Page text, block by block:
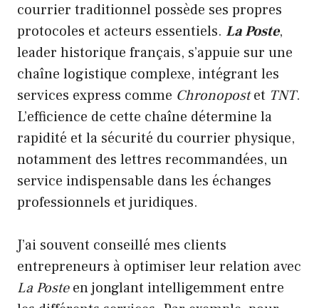
courrier traditionnel possède ses propres
protocoles et acteurs essentiels. La Poste,
leader historique français, s’appuie sur une
chaîne logistique complexe, intégrant les
services express comme Chronopostet TNT.
L’efficience de cette chaîne détermine la
rapidité et la sécurité du courrier physique,
notamment des lettres recommandées, un
service indispensable dans les échanges
professionnels et juridiques.
J’ai souvent conseillé mes clients
entrepreneurs à optimiser leur relation avec
La Posteen jonglant intelligemment entre